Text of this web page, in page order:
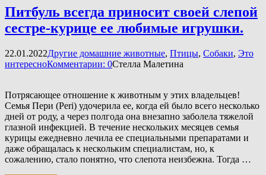
Питбуль всегда приносит своей слепой
сестре-курице ее любимые игрушки.
22.01.2022Другие домашние животные, Птицы, Собаки, Это
интересноКомментарии: 0Стелла Малетина
Потрясающее отношение к животным у этих владельцев!
Семья Пери (Peri) удочерила ее, когда ей было всего несколько
дней от роду, а через полгода она внезапно заболела тяжелой
глазной инфекцией. В течение нескольких месяцев семья
курицы ежедневно лечила ее специальными препаратами и
даже обращалась к нескольким специалистам, но, к
сожалению, стало понятно, что слепота неизбежна. Тогда …